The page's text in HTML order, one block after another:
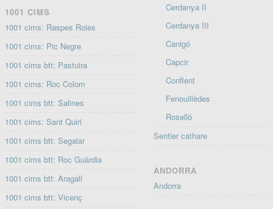
1001 CIMS
1001 cims: Raspes Roies
1001 cims: Pic Negre
1001 cims btt: Pastuira
1001 cims: Roc Colom
1001 cims btt: Salines
1001 cims: Sant Quiri
1001 cims btt: Segalar
1001 cims btt: Roc Guàrdia
1001 cims btt: Aragall
1001 cims btt: Vicenç
Cerdanya II
Cerdanya III
Canigó
Capcir
Conflent
Fenouillèdes
Roselló
Sentier cathare
ANDORRA
Andorra